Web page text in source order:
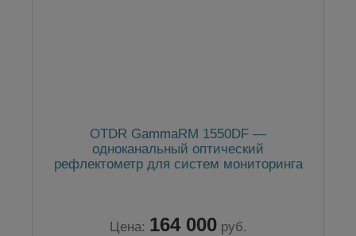
OTDR GammaRM 1550DF —
одноканальный оптический
рефлектометр для систем мониторинга
Цена: 164 000 руб.